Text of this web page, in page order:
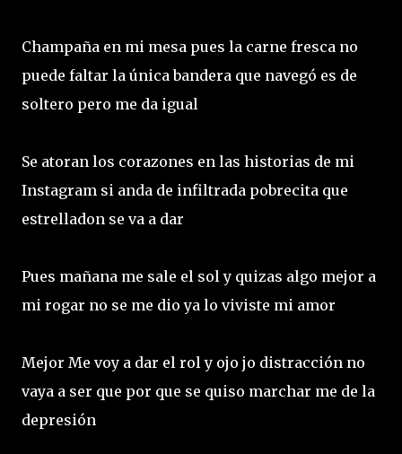
Champaña en mi mesa pues la carne fresca no
puede faltar la única bandera que navegó es de
soltero pero me da igual
Se atoran los corazones en las historias de mi
Instagram si anda de infiltrada pobrecita que
estrelladon se va a dar
Pues mañana me sale el sol y quizas algo mejor a
mi rogar no se me dio ya lo viviste mi amor
Mejor Me voy a dar el rol y ojo jo distracción no
vaya a ser que por que se quiso marchar me de la
depresión